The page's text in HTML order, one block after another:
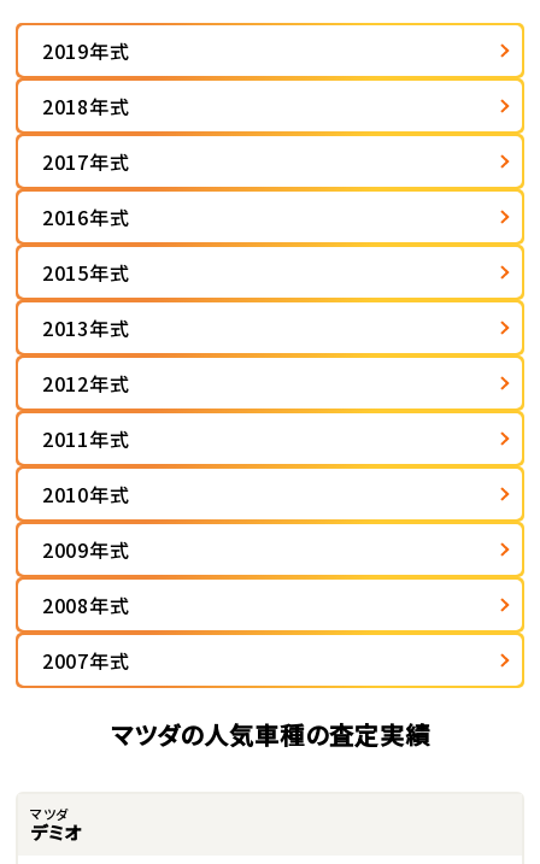
2019年式
2018年式
2017年式
2016年式
2015年式
2013年式
2012年式
2011年式
2010年式
2009年式
2008年式
2007年式
マツダの人気車種の査定実績
マツダ
デミオ